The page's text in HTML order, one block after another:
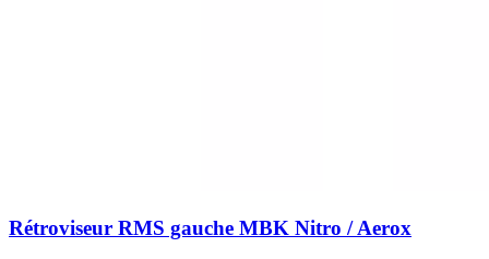
Rétroviseur RMS gauche MBK Nitro / Aerox